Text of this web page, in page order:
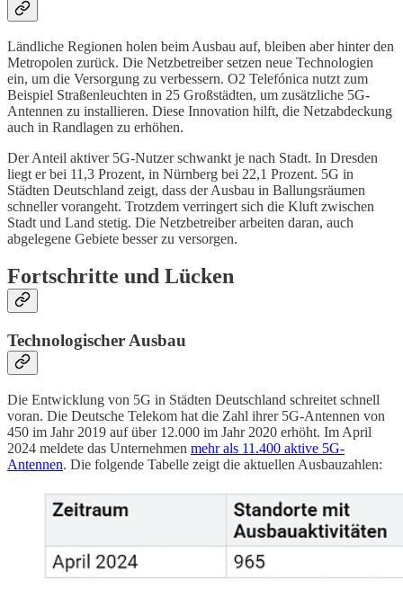
Ländliche Regionen holen beim Ausbau auf, bleiben aber hinter den
Metropolen zurück. Die Netzbetreiber setzen neue Technologien
ein, um die Versorgung zu verbessern. O2 Telefónica nutzt zum
Beispiel Straßenleuchten in 25 Großstädten, um zusätzliche 5G-
Antennen zu installieren. Diese Innovation hilft, die Netzabdeckung
auch in Randlagen zu erhöhen.
Der Anteil aktiver 5G-Nutzer schwankt je nach Stadt. In Dresden
liegt er bei 11,3 Prozent, in Nürnberg bei 22,1 Prozent. 5G in
Städten Deutschland zeigt, dass der Ausbau in Ballungsräumen
schneller vorangeht. Trotzdem verringert sich die Kluft zwischen
Stadt und Land stetig. Die Netzbetreiber arbeiten daran, auch
abgelegene Gebiete besser zu versorgen.
Fortschritte und Lücken
Technologischer Ausbau
Die Entwicklung von 5G in Städten Deutschland schreitet schnell
voran. Die Deutsche Telekom hat die Zahl ihrer 5G-Antennen von
450 im Jahr 2019 auf über 12.000 im Jahr 2020 erhöht. Im April
2024 meldete das Unternehmen mehr als 11.400 aktive 5G-
Antennen. Die folgende Tabelle zeigt die aktuellen Ausbauzahlen: